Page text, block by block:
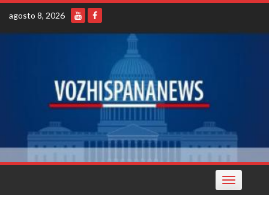
Skip
content
agosto 8, 2026
Toggle
navigation